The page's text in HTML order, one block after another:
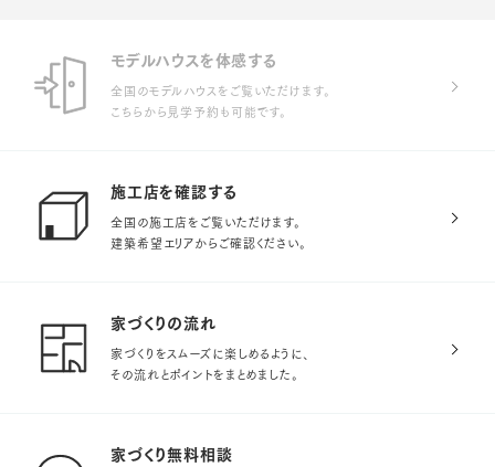
モデルハウスを体感する
全国のモデルハウスをご覧いただけます。
こちらから見学予約も可能です。
施工店を確認する
全国の施工店をご覧いただけます。
建築希望エリアからご確認ください。
家づくりの流れ
家づくりをスムーズに楽しめるように、
その流れとポイントをまとめました。
家づくり無料相談